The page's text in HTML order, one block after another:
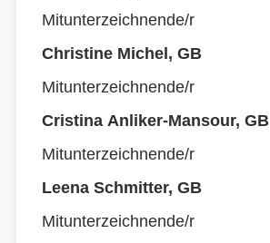
Mitunterzeichnende/r
Christine Michel, GB
Mitunterzeichnende/r
Cristina Anliker-Mansour, GB
Mitunterzeichnende/r
Leena Schmitter, GB
Mitunterzeichnende/r